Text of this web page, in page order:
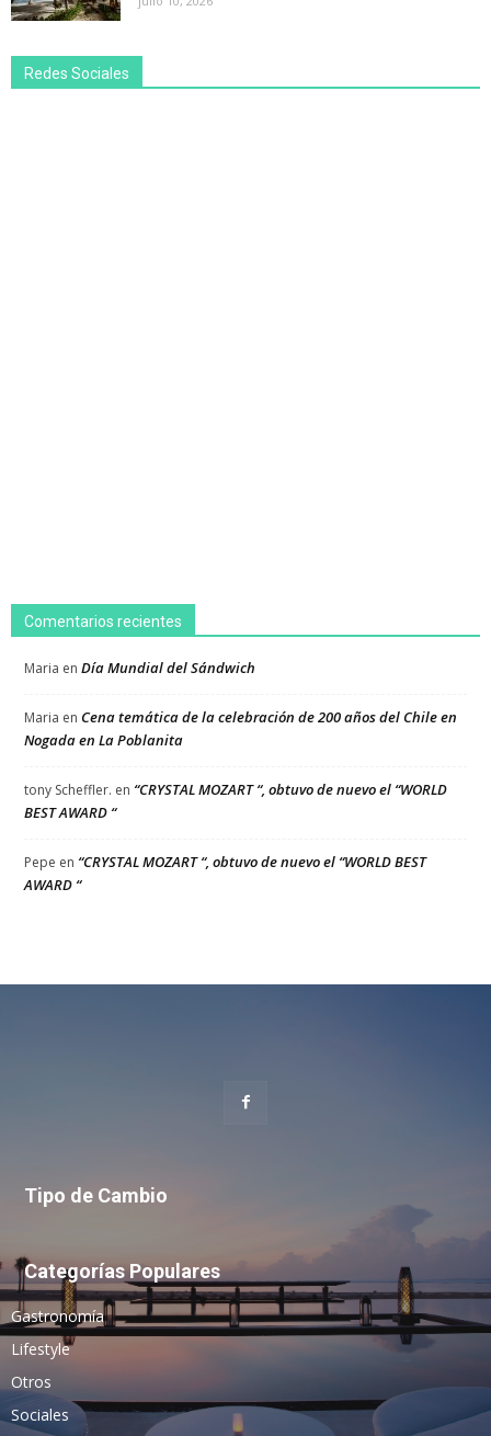
Redes Sociales
Comentarios recientes
Maria en Día Mundial del Sándwich
Maria en Cena temática de la celebración de 200 años del Chile en
Nogada en La Poblanita
tony Scheffler. en “CRYSTAL MOZART “, obtuvo de nuevo el “WORLD
BEST AWARD “
Pepe en “CRYSTAL MOZART “, obtuvo de nuevo el “WORLD BEST
AWARD “
Tipo de Cambio
Categorías Populares
Gastronomía
Lifestyle
Otros
Sociales